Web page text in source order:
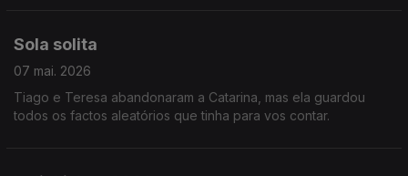
Sola solita
07 mai. 2026
Tiago e Teresa abandonaram a Catarina, mas ela guardou
todos os factos aleatórios que tinha para vos contar.